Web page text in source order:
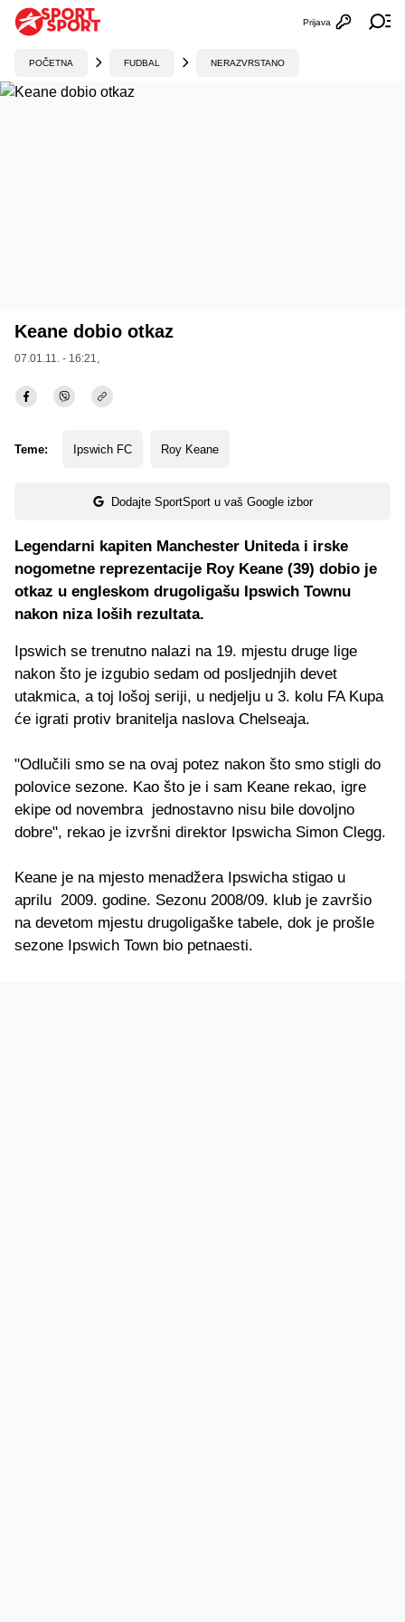
Otvori
Prijava
POČETNA FUDBAL NERAZVRSTANO
Keane dobio otkaz
07.01.11. - 16:21,
Teme: Ipswich FC Roy Keane
Dodajte SportSport u vaš Google izbor
Legendarni kapiten Manchester Uniteda i irske
nogometne reprezentacije Roy Keane (39) dobio je
otkaz u engleskom drugoligašu Ipswich Townu
nakon niza loših rezultata.
Ipswich se trenutno nalazi na 19. mjestu druge lige
nakon što je izgubio sedam od posljednjih devet
utakmica, a toj lošoj seriji, u nedjelju u 3. kolu FA Kupa
će igrati protiv branitelja naslova Chelseaja.
"Odlučili smo se na ovaj potez nakon što smo stigli do
polovice sezone. Kao što je i sam Keane rekao, igre
ekipe od novembra jednostavno nisu bile dovoljno
dobre", rekao je izvršni direktor Ipswicha Simon Clegg.
Keane je na mjesto menadžera Ipswicha stigao u
aprilu 2009. godine. Sezonu 2008/09. klub je završio
na devetom mjestu drugoligaške tabele, dok je prošle
sezone Ipswich Town bio petnaesti.